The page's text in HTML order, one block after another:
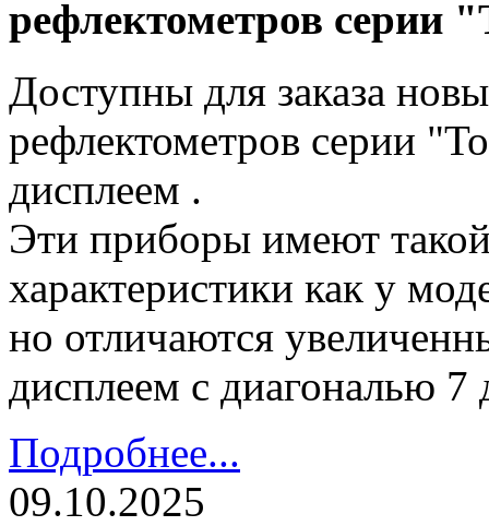
рефлектометров серии
Доступны для заказа
рефлектометров серии
дисплеем .
Эти приборы имеют
характеристики как у
но отличаются
дисплеем с диагональю
Подробнее...
09.10.2025